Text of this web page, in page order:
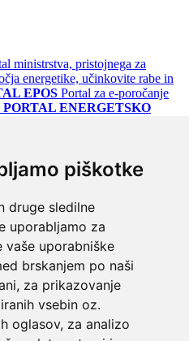
piškotke
druge sledilne
uporabljamo za
vaše uporabniške
brskanjem po naši
za prikazovanje
vsebin oz.
oglasov, za analizo
ministrstva, pristojnega za
energetike, učinkovite rabe in
EPOS Portal za e-poročanje
PORTAL ENERGETSKO
izkaznic - za izdelovalce in
spletno mesto o državni
portal za podjetja in
portal odprtih podatkov